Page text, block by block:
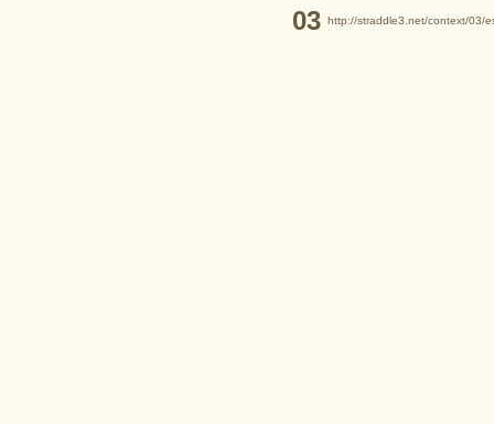
03 http://straddle3.net/context/03/